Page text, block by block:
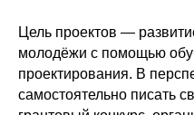
Цель проектов —
молодёжи с помощью
проектирования. В
самостоятельно писать